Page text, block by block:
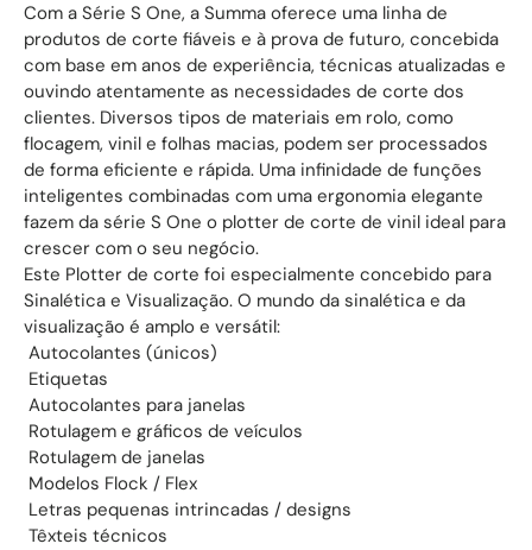
Com a Série S One, a Summa oferece uma linha de
produtos de corte fiáveis e à prova de futuro, concebida
com base em anos de experiência, técnicas atualizadas e
ouvindo atentamente as necessidades de corte dos
clientes. Diversos tipos de materiais em rolo, como
flocagem, vinil e folhas macias, podem ser processados
de forma eficiente e rápida. Uma infinidade de funções
inteligentes combinadas com uma ergonomia elegante
fazem da série S One o plotter de corte de vinil ideal para
crescer com o seu negócio.
Este Plotter de corte foi especialmente concebido para
Sinalética e Visualização. O mundo da sinalética e da
visualização é amplo e versátil:
 Autocolantes (únicos)
 Etiquetas
 Autocolantes para janelas
 Rotulagem e gráficos de veículos
 Rotulagem de janelas
 Modelos Flock / Flex
 Letras pequenas intrincadas / designs
 Têxteis técnicos